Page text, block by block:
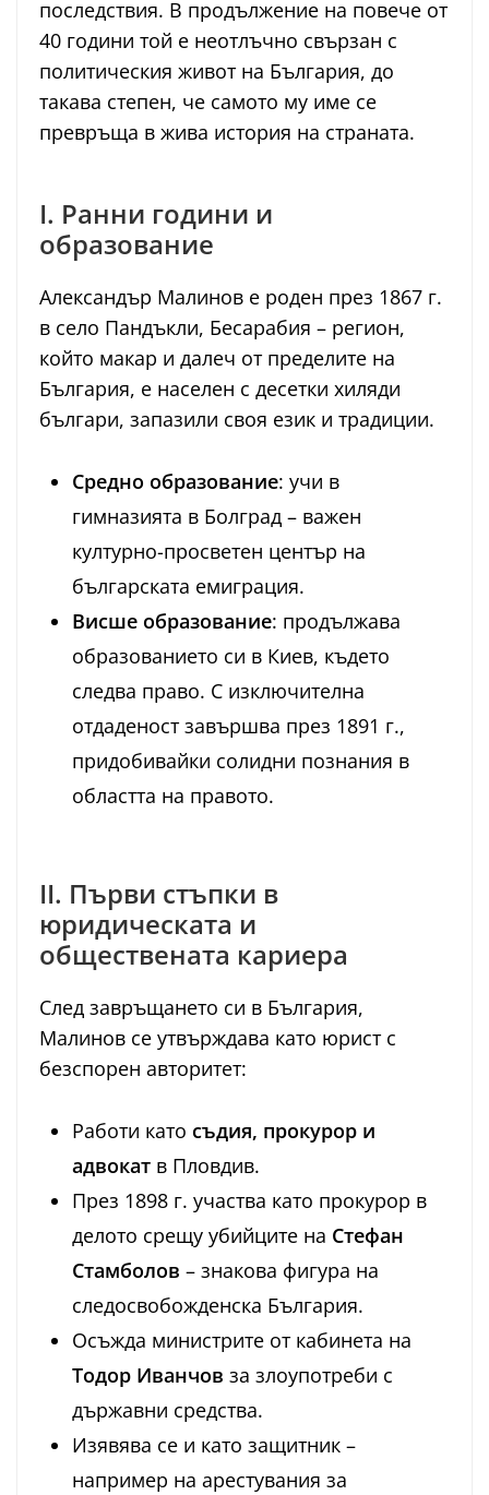
последствия. В продължение на повече от
40 години той е неотлъчно свързан с
политическия живот на България, до
такава степен, че самото му име се
превръща в жива история на страната.
I. Ранни години и
образование
Александър Малинов е роден през 1867 г.
в село Пандъкли, Бесарабия – регион,
който макар и далеч от пределите на
България, е населен с десетки хиляди
българи, запазили своя език и традиции.
Средно образование: учи в
гимназията в Болград – важен
културно-просветен център на
българската емиграция.
Висше образование: продължава
образованието си в Киев, където
следва право. С изключителна
отдаденост завършва през 1891 г.,
придобивайки солидни познания в
областта на правото.
II. Първи стъпки в
юридическата и
обществената кариера
След завръщането си в България,
Малинов се утвърждава като юрист с
безспорен авторитет:
Работи като съдия, прокурор и
адвокат в Пловдив.
През 1898 г. участва като прокурор в
делото срещу убийците на Стефан
Стамболов – знакова фигура на
следосвобожденска България.
Осъжда министрите от кабинета на
Тодор Иванчов за злоупотреби с
държавни средства.
Изявява се и като защитник –
например на арестувания за